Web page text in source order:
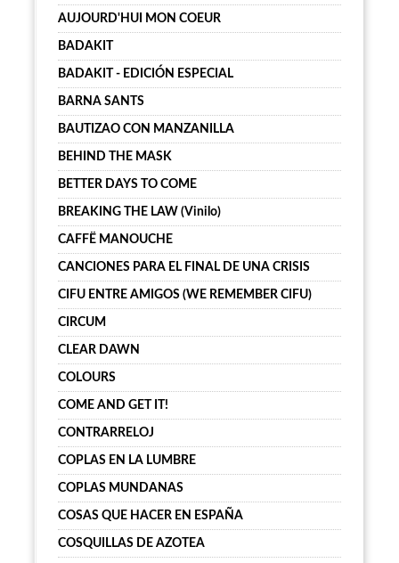
AUJOURD'HUI MON COEUR
BADAKIT
BADAKIT - EDICIÓN ESPECIAL
BARNA SANTS
BAUTIZAO CON MANZANILLA
BEHIND THE MASK
BETTER DAYS TO COME
BREAKING THE LAW (Vinilo)
CAFFË MANOUCHE
CANCIONES PARA EL FINAL DE UNA CRISIS
CIFU ENTRE AMIGOS (WE REMEMBER CIFU)
CIRCUM
CLEAR DAWN
COLOURS
COME AND GET IT!
CONTRARRELOJ
COPLAS EN LA LUMBRE
COPLAS MUNDANAS
COSAS QUE HACER EN ESPAÑA
COSQUILLAS DE AZOTEA